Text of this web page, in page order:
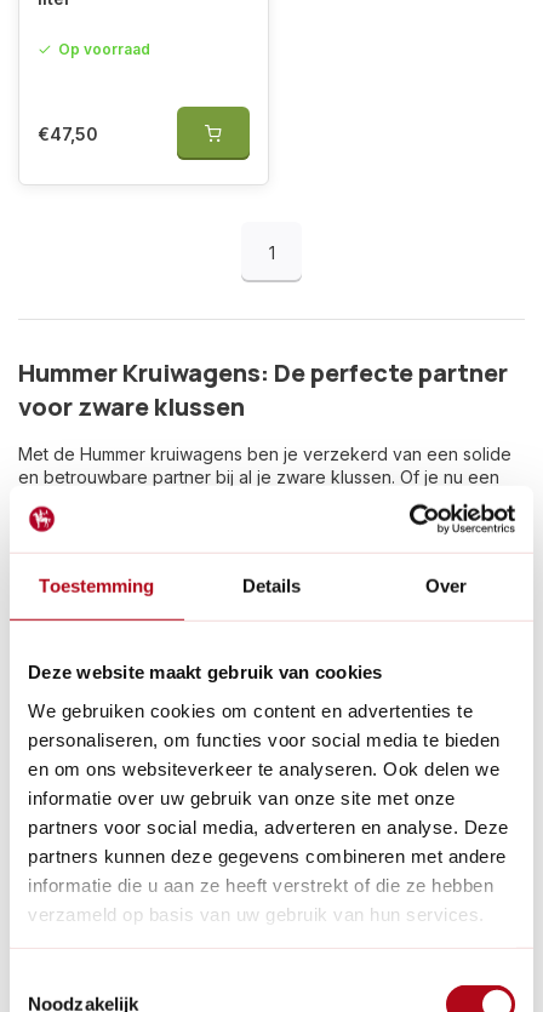
Toestemming Details Over
Deze website maakt gebruik van cookies
We gebruiken cookies om content en advertenties te
personaliseren, om functies voor social media te bieden
en om ons websiteverkeer te analyseren. Ook delen we
informatie over uw gebruik van onze site met onze
partners voor social media, adverteren en analyse. Deze
partners kunnen deze gegevens combineren met andere
informatie die u aan ze heeft verstrekt of die ze hebben
verzameld op basis van uw gebruik van hun services.
Noodzakelijk
Op voorraad
€47,50
1
Hummer Kruiwagens: De perfecte partner
voor zware klussen
Met de Hummer kruiwagens ben je verzekerd van een solide
en betrouwbare partner bij al je zware klussen. Of je nu een
professionele bouwvakker bent of gewoon regelmatig
tuinwerkzaamheden verricht, deze kruiwagens zijn ontworpen
Betrouwbaarheid die je nooit in de steek
ervoor dat ze bestand zijn tegen zelfs de zwaarste
belastingen. Het stevige metalen frame en de dikke kunststof
bak kunnen moeiteloos grote hoeveelheden materiaal dragen,
zonder dat je je zorgen hoeft te maken over beschadigingen
of doorbuigen.
Comfortabel en ergonomisch ontwerp
voor moeiteloos gebruik
Naast kracht en duurzaamheid is ook gedacht aan jouw
ergonomische handvat zorgt voor een optimale grip en